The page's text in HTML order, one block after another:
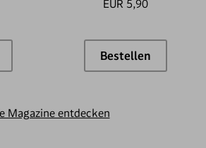
EUR 5,90
Bestellen
ELO #7
Magazine entdecken